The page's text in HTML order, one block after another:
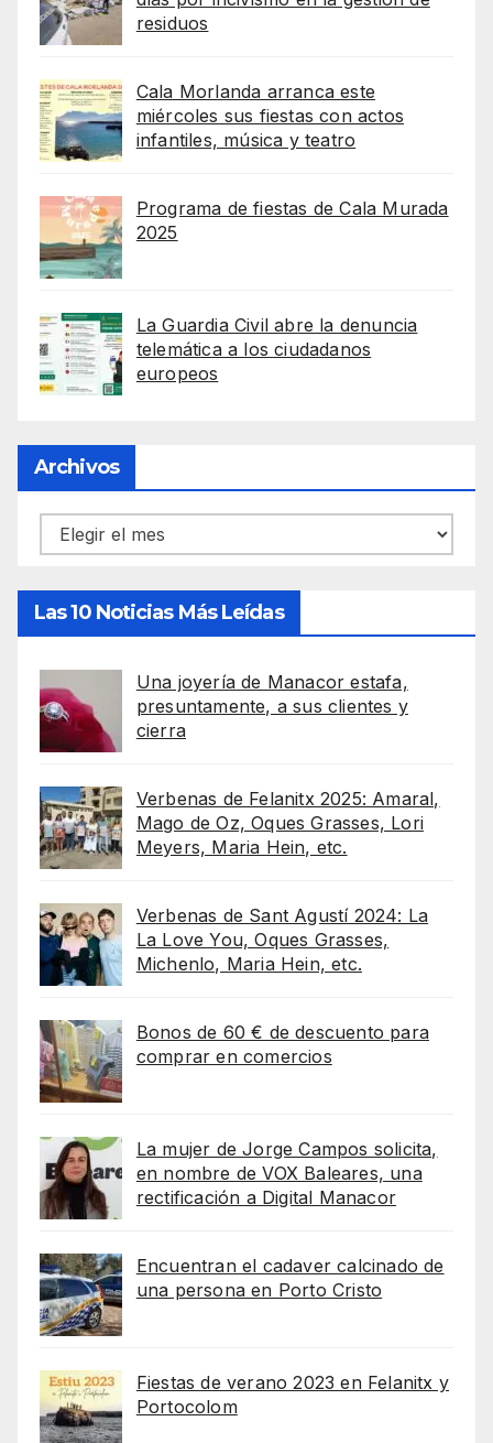
residuos
Cala Morlanda arranca este
miércoles sus fiestas con actos
infantiles, música y teatro
Programa de fiestas de Cala Murada
2025
La Guardia Civil abre la denuncia
telemática a los ciudadanos
europeos
Archivos
Archivos
Las 10 Noticias Más Leídas
Una joyería de Manacor estafa,
presuntamente, a sus clientes y
cierra
Verbenas de Felanitx 2025: Amaral,
Mago de Oz, Oques Grasses, Lori
Meyers, Maria Hein, etc.
Verbenas de Sant Agustí 2024: La
La Love You, Oques Grasses,
Michenlo, Maria Hein, etc.
Bonos de 60 € de descuento para
comprar en comercios
La mujer de Jorge Campos solicita,
en nombre de VOX Baleares, una
rectificación a Digital Manacor
Encuentran el cadaver calcinado de
una persona en Porto Cristo
Fiestas de verano 2023 en Felanitx y
Portocolom